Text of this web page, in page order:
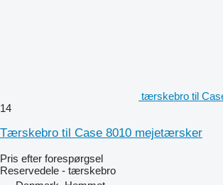
tærskebro til
14
Tærskebro til Case 8010 mejetærsker
Pris efter forespørgsel
Reservedele - tærskebro